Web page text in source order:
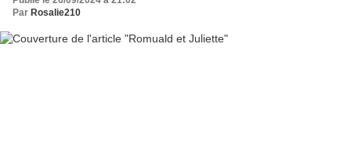
Par Rosalie210